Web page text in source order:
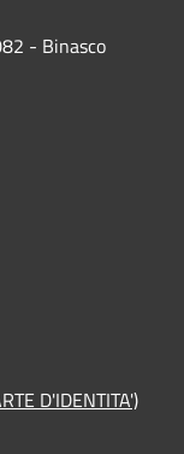
- Binasco
D'IDENTITA')